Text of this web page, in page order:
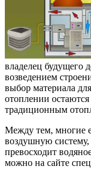
владелец будущего
возведением
выбор материала
отоплении
традиционным
Между тем, многие
воздушную
превосходит
можно на сайте